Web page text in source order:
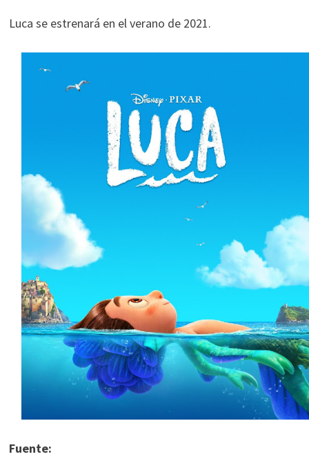
Luca se estrenará en el verano de 2021.
Fuente: